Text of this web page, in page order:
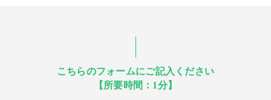
こちらのフォームにご記入ください
【所要時間：1分】